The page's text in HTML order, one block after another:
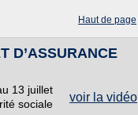
Haut de page
D’ASSURANCE
voir la vidéo
13 juillet
sociale